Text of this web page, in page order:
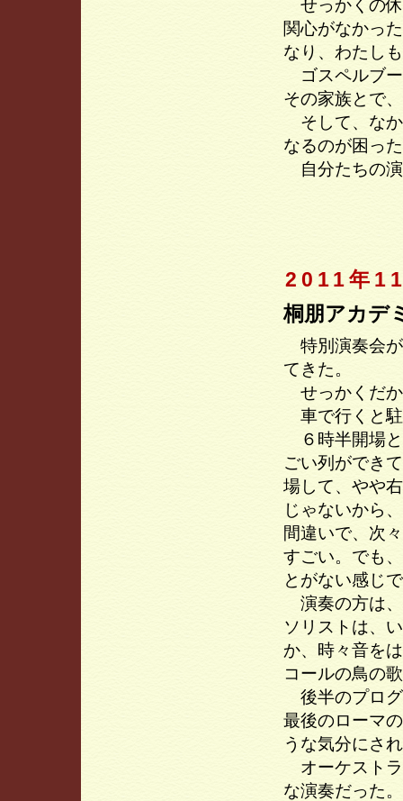
せっかくの休
関心がなかっ
なり、わたし
ゴスペルブー
その家族とで
そして、なか
なるのが困っ
自分たちの演
2011年
桐朋アカデ
特別演奏会が
てきた。
せっかくだか
車で行くと駐
６時半開場と
ごい列ができ
場して、やや
じゃないから
間違いで、次
すごい。でも
とがない感じ
演奏の方は、
ソリストは、
か、時々音を
コールの鳥の
後半のプログ
最後のローマ
うな気分にさ
オーケストラ
な演奏だった。